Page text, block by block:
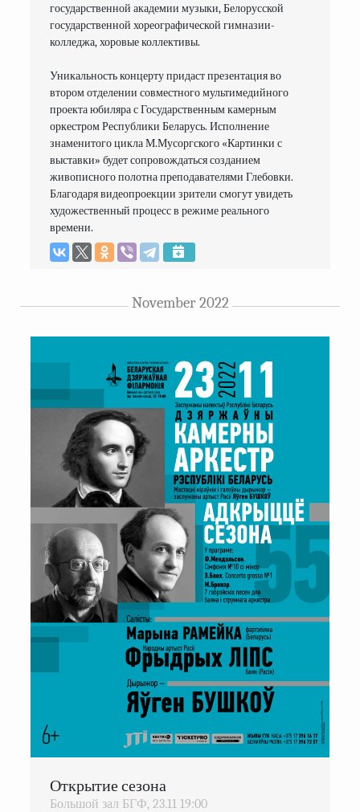
государственной академии музыки, Белорусской
государственной хореографической гимназии-
колледжа, хоровые коллективы.
Уникальность концерту придаст презентация во
втором отделении совместного мультимедийного
проекта юбиляра с Государственным камерным
оркестром Республики Беларусь. Исполнение
знаменитого цикла М.Мусоргского «Картинки с
выставки» будет сопровождаться созданием
живописного полотна преподавателями Глебовки.
Благодаря видеопроекции зрители смогут увидеть
художественный процесс в режиме реального
времени.
November 2022
Открытие сезона
Большой зал БГФ, 23.11 19:00